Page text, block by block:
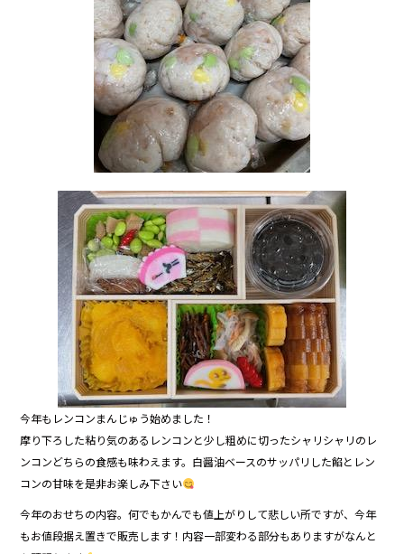
今年もレンコンまんじゅう始めました！
摩り下ろした粘り気のあるレンコンと少し粗めに切ったシャリシャリのレ
ンコン どちらの食感も味わえます。白醤油ベースのサッパリした餡とレン
コンの甘味を是非お楽しみ下さい
今年のおせちの内容。何でもかんでも値上がりして悲しい所ですが、今年
もお値段据え置きで販売します！内容一部変わる部分もありますがなんと